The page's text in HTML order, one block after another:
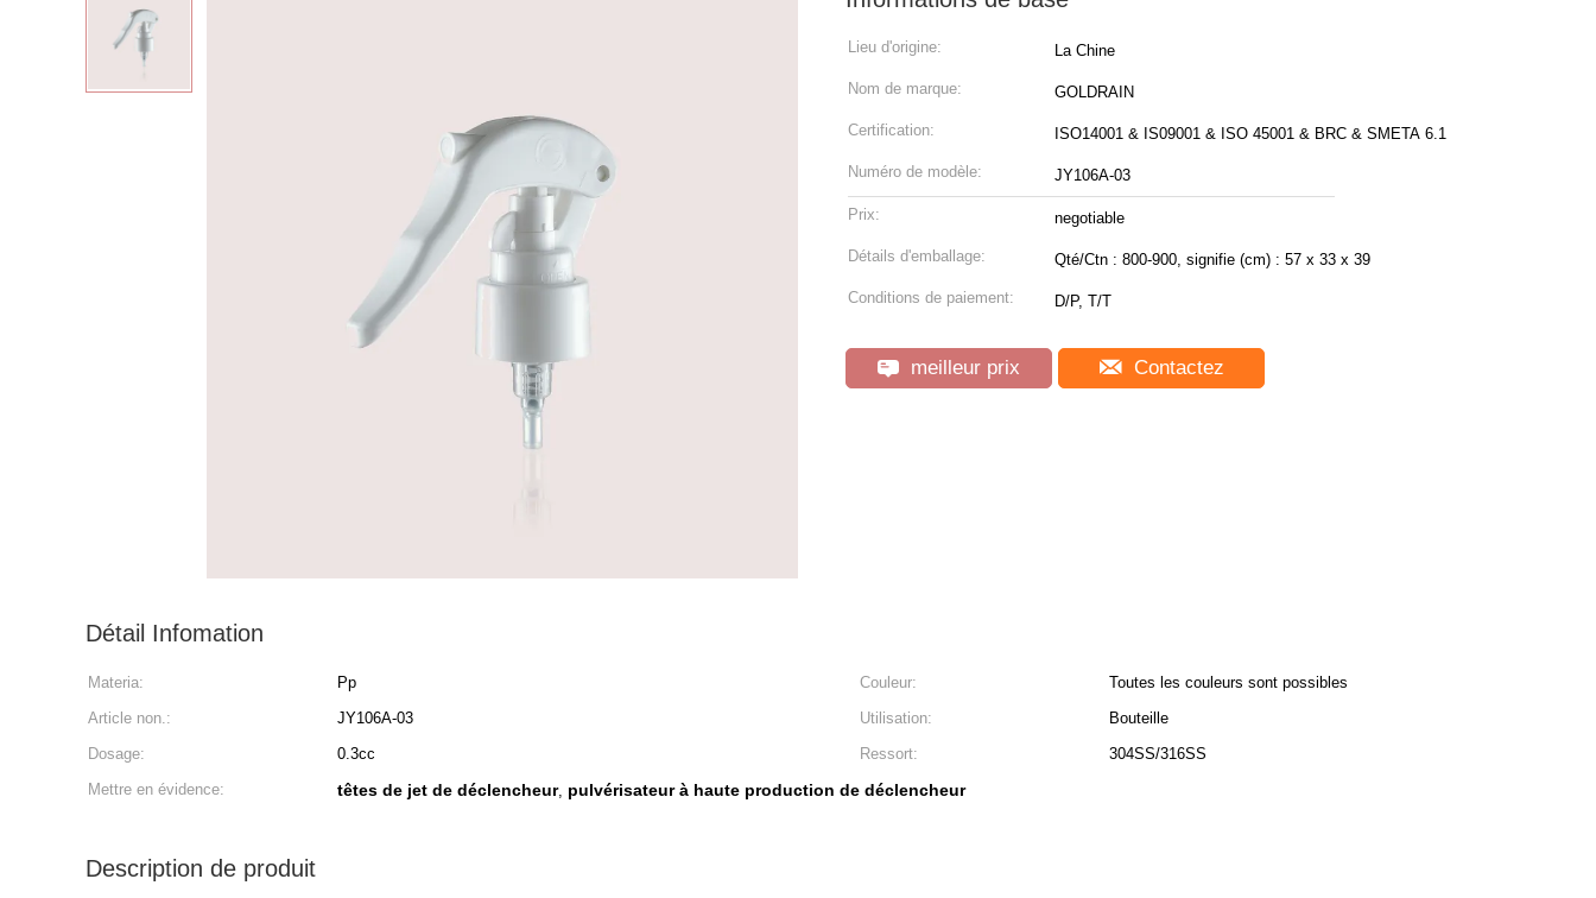
Lieu d'origine: La Chine
Nom de marque: GOLDRAIN
Certification: ISO14001 & IS09001 & ISO 45001 & BRC & SMETA 6.1
Numéro de modèle: JY106A-03
Prix: negotiable
Détails d'emballage: Qté/Ctn : 800-900, signifie (cm) : 57 x 33 x 39
Conditions de paiement: D/P, T/T
meilleur prix Contactez
Détail Infomation
Materia: Pp Couleur:
Toutes les couleurs sont possibles
Article non.:
JY106A-03 Utilisation:
Bouteille
Dosage:
0.3cc Ressort:
304SS/316SS
Mettre en évidence:
têtes de jet de déclencheur, pulvérisateur à haute production de déclencheur
Description de produit